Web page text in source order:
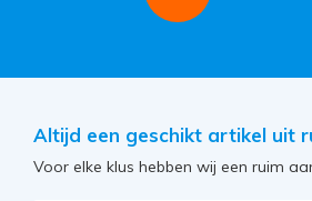
Altijd een geschikt artikel uit
Voor elke klus hebben wij een ruim